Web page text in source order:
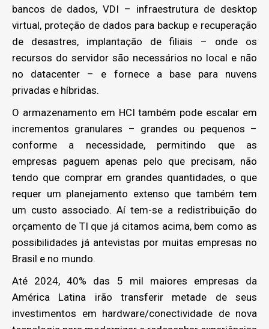
bancos de dados, VDI – infraestrutura de desktop
virtual, proteção de dados para backup e recuperação
de desastres, implantação de filiais – onde os
recursos do servidor são necessários no local e não
no datacenter – e fornece a base para nuvens
privadas e híbridas.
O armazenamento em HCI também pode escalar em
incrementos granulares – grandes ou pequenos –
conforme a necessidade, permitindo que as
empresas paguem apenas pelo que precisam, não
tendo que comprar em grandes quantidades, o que
requer um planejamento extenso que também tem
um custo associado. Aí tem-se a redistribuição do
orçamento de TI que já citamos acima, bem como as
possibilidades já antevistas por muitas empresas no
Brasil e no mundo.
Até 2024, 40% das 5 mil maiores empresas da
América Latina irão transferir metade de seus
investimentos em hardware/conectividade de nova